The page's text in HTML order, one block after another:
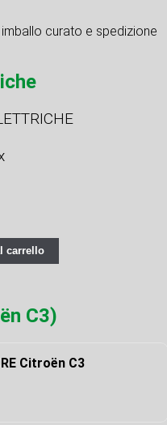
imballo curato e spedizione
carrello
C3)
Citroën C3